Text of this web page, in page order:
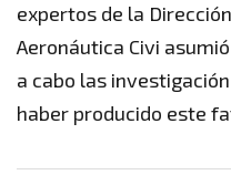
expertos de la
Aeronáutica Civi
a cabo las
haber producido este